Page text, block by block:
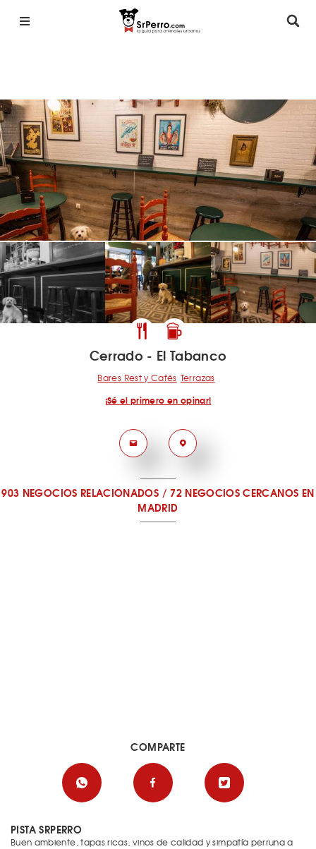
Cerrado - El Tabanco
Bares Rest y Cafés Terrazas
¡Sé el primero en opinar!
903 NEGOCIOS RELACIONADOS / 72 NEGOCIOS CERCANOS EN
MADRID
PISTA SRPERRO
Buen ambiente, tapas ricas, vinos de calidad y simpatía perruna a
COMPARTE